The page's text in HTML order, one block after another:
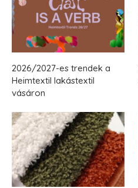
2026/2027-es trendek a
Heimtextil lakástextil
vásáron